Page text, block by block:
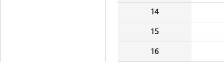
14
15
16